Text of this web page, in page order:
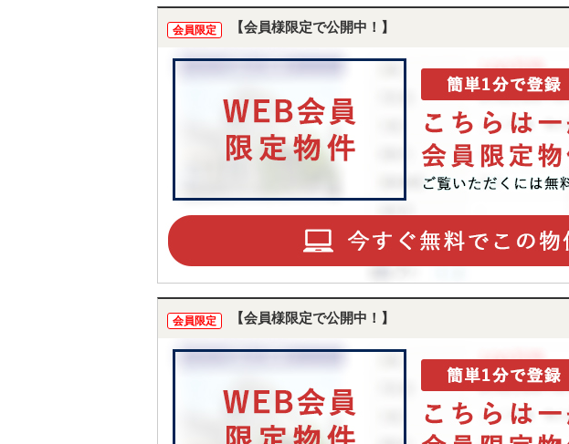
会員限定 【会員様限定で公開中！】
会員限定 【会員様限定で公開中！】